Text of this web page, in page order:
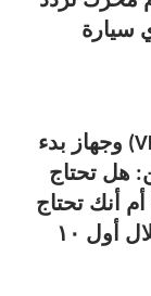
سيارة
يتم الاختيار بين محرك تردد متغير (VFD) وجهاز بدء
هل تحتاج
أنك تحتاج
فقط إلى حماية النظام الميكانيكي خلال أول ١٠